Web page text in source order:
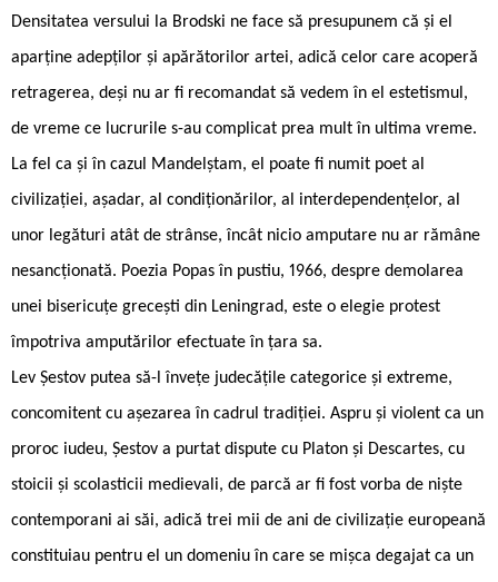
Densitatea versului la Brodski ne face să presupunem că și el
aparține adepților și apărătorilor artei, adică celor care acoperă
retragerea, deși nu ar fi recomandat să vedem în el estetismul,
de vreme ce lucrurile s-au complicat prea mult în ultima vreme.
La fel ca și în cazul Mandelștam, el poate fi numit poet al
civilizației, așadar, al condiționărilor, al interdependențelor, al
unor legături atât de strânse, încât nicio amputare nu ar rămâne
nesancționată. Poezia Popas în pustiu, 1966, despre demolarea
unei bisericuțe grecești din Leningrad, este o elegie protest
împotriva amputărilor efectuate în țara sa.
Lev Șestov putea să-l învețe judecățile categorice și extreme,
concomitent cu așezarea în cadrul tradiției. Aspru și violent ca un
proroc iudeu, Șestov a purtat dispute cu Platon și Descartes, cu
stoicii și scolasticii medievali, de parcă ar fi fost vorba de niște
contemporani ai săi, adică trei mii de ani de civilizație europeană
constituiau pentru el un domeniu în care se mișca degajat ca un